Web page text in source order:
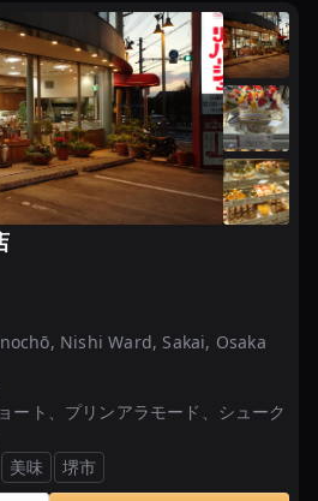
Nishi Ward, Sakai, Osaka
ート、プリンアラモード、シューク
美味 堺市